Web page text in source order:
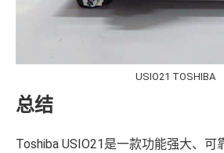
USIO21 TOSHIBA
总结
Toshiba USIO21是一款功能强大、可